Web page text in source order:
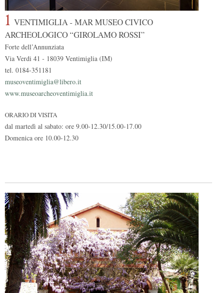
1 VENTIMIGLIA - MAR MUSEO CIVICO
ARCHEOLOGICO “GIROLAMO ROSSI”
Forte dell’Annunziata
Via Verdi 41 - 18039 Ventimiglia (IM)
tel. 0184-351181
museoventimiglia@libero.it
www.museoarcheoventimiglia.it
ORARIO DI VISITA
dal martedì al sabato: ore 9.00-12.30/15.00-17.00
Domenica ore 10.00-12.30